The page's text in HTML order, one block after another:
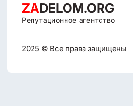
ZADELOM.ORG
Репутационное агентство
2025 © Все права защищены